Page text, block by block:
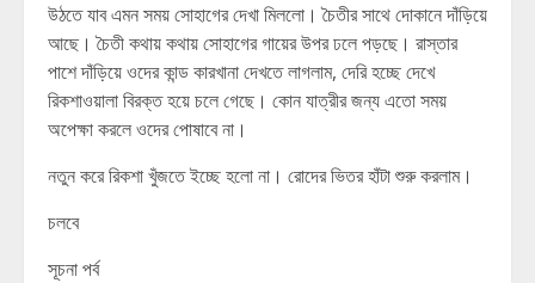
উঠতে যাব এমন সময় সোহাগের দেখা মিললো। চৈতীর সাথে দোকানে দাঁড়িয়ে
আছে। চৈতী কথায় কথায় সোহাগের গায়ের উপর ঢলে পড়ছে। রাস্তার
পাশে দাঁড়িয়ে ওদের কান্ড কারখানা দেখতে লাগলাম, দেরি হচ্ছে দেখে
রিকশাওয়ালা বিরক্ত হয়ে চলে গেছে। কোন যাত্রীর জন্য এতো সময়
অপেক্ষা করলে ওদের পোষাবে না।
নতুন করে রিকশা খুঁজতে ইচ্ছে হলো না। রোদের ভিতর হাঁটা শুরু করলাম।
চলবে
সূচনা পর্ব